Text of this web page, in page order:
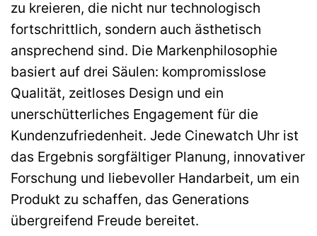
zu kreieren, die nicht nur technologisch
fortschrittlich, sondern auch ästhetisch
ansprechend sind. Die Markenphilosophie
basiert auf drei Säulen: kompromisslose
Qualität, zeitloses Design und ein
unerschütterliches Engagement für die
Kundenzufriedenheit. Jede Cinewatch Uhr ist
das Ergebnis sorgfältiger Planung, innovativer
Forschung und liebevoller Handarbeit, um ein
Produkt zu schaffen, das Generations
übergreifend Freude bereitet.